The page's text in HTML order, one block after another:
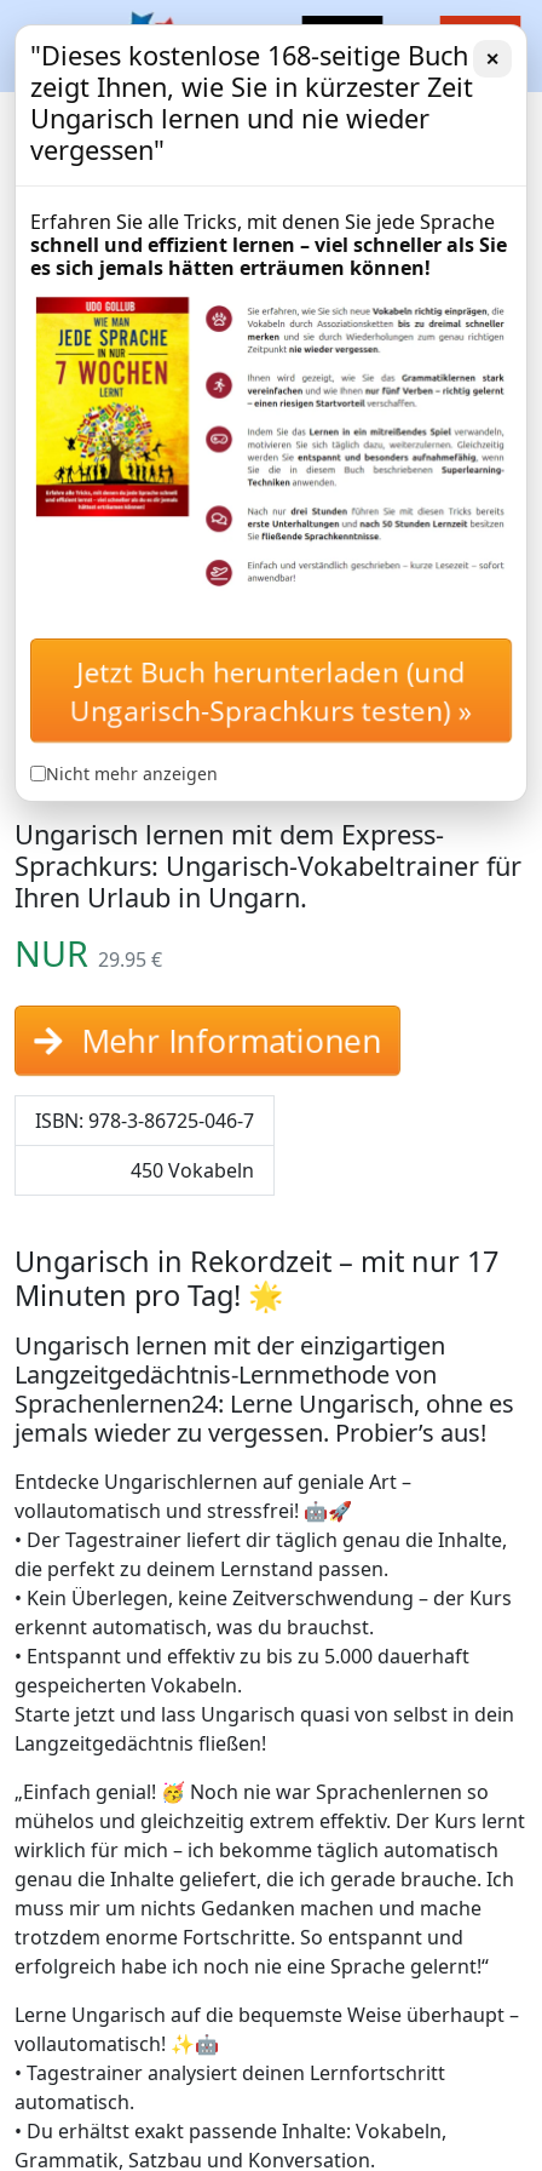
EXPRESSKURS
Ungarisch lernen: Lernen
Sie, was Sie in Ungarn
wirklich brauchen. Ungarischkurs
für Ihren Urlaub in Ungarn
Ungarisch lernen mit dem Express-
Sprachkurs: Ungarisch-Vokabeltrainer für
Ihren Urlaub in Ungarn.
NUR 29.95 €
Mehr Informationen
ISBN: 978-3-86725-046-7
450 Vokabeln
Ungarisch in Rekordzeit – mit nur 17
Minuten pro Tag! 🌟
Ungarisch lernen mit der einzigartigen
Langzeitgedächtnis-Lernmethode von
Sprachenlernen24: Lerne Ungarisch, ohne es
jemals wieder zu vergessen. Probier’s aus!
Entdecke Ungarischlernen auf geniale Art –
vollautomatisch und stressfrei! 🤖🚀
• Der Tagestrainer liefert dir täglich genau die Inhalte,
die perfekt zu deinem Lernstand passen.
• Kein Überlegen, keine Zeitverschwendung – der Kurs
erkennt automatisch, was du brauchst.
• Entspannt und effektiv zu bis zu 5.000 dauerhaft
gespeicherten Vokabeln.
Starte jetzt und lass Ungarisch quasi von selbst in dein
Langzeitgedächtnis fließen!
„Einfach genial! 🥳 Noch nie war Sprachenlernen so
mühelos und gleichzeitig extrem effektiv. Der Kurs lernt
wirklich für mich – ich bekomme täglich automatisch
genau die Inhalte geliefert, die ich gerade brauche. Ich
muss mir um nichts Gedanken machen und mache
trotzdem enorme Fortschritte. So entspannt und
erfolgreich habe ich noch nie eine Sprache gelernt!“
Lerne Ungarisch auf die bequemste Weise überhaupt –
vollautomatisch! ✨🤖
• Tagestrainer analysiert deinen Lernfortschritt
automatisch.
• Du erhältst exakt passende Inhalte: Vokabeln,
Grammatik, Satzbau und Konversation.
"Dieses kostenlose 168-seitige Buch
zeigt Ihnen, wie Sie in kürzester Zeit
Ungarisch lernen und nie wieder
vergessen"
✕
Erfahren Sie alle Tricks, mit denen Sie jede Sprache
schnell und effizient lernen – viel schneller als Sie
es sich jemals hätten erträumen können!
Jetzt Buch herunterladen (und
Ungarisch-Sprachkurs testen) »
Nicht mehr anzeigen